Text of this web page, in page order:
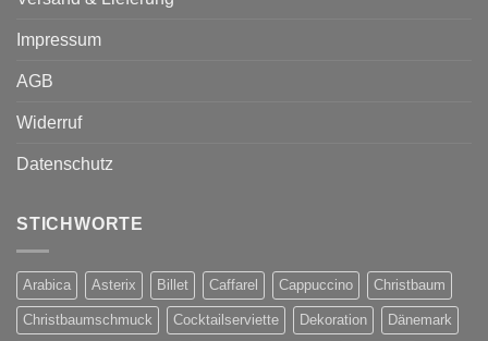
Impressum
AGB
Widerruf
Datenschutz
STICHWORTE
Arabica Asterix Billet Caffarel Cappuccino Christbaum
Christbaumschmuck Cocktailserviette Dekoration Dänemark